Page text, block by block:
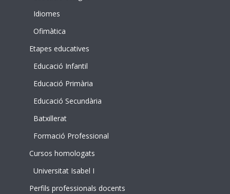
Idiomes
Ofimàtica
Etapes educatives
Educació Infantil
Educació Primària
Educació Secundària
Batxillerat
Formació Professional
Cursos homologats
Universitat Isabel I
Perfils professionals docents